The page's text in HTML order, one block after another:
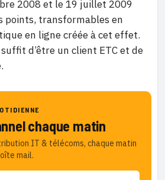
2008 et le 19 juillet 2009
points, transformables en
en ligne créée à cet effet.
d’être un client ETC et de
chaque matin
IT & télécoms, chaque matin
mail.